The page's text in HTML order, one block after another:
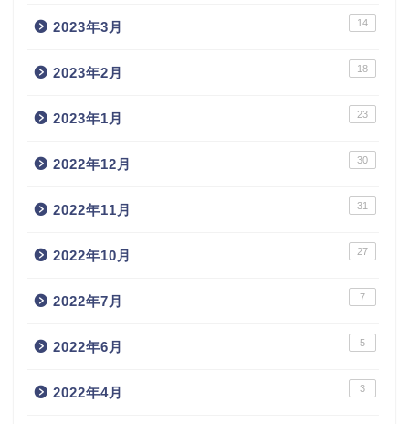
2023年3月 14
2023年2月 18
2023年1月 23
2022年12月 30
2022年11月 31
2022年10月 27
2022年7月 7
2022年6月 5
2022年4月 3